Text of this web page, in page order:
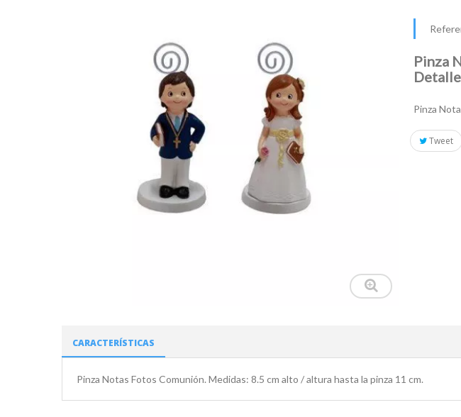
Pinza
Pinza
Tweet
CARACTERÍSTICAS
Pinza Notas Fotos Comunión. Medidas: 8.5 cm alto / altura hasta la pinza 11 cm.